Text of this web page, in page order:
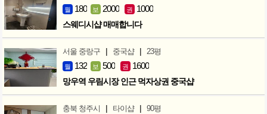
월 180 보 2000 권 1000
스웨디시샵 매매합니다
서울 중랑구 | 중국샵 | 23평
월 132 보 500 권 1600
망우역 우림시장 인근 먹자상권 중국샵
충북 청주시 | 타이샵 | 90평